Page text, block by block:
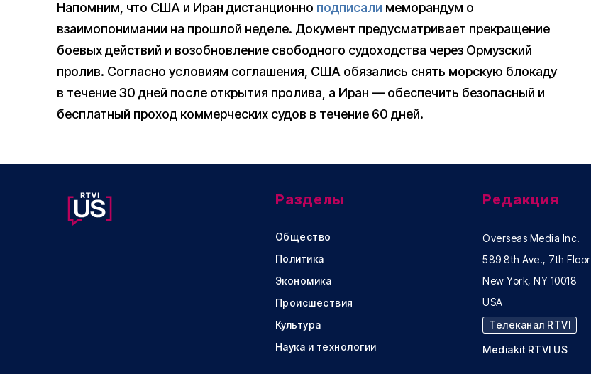
Напомним, что США и Иран дистанционно подписали меморандум о
взаимопонимании на прошлой неделе. Документ предусматривает прекращение
боевых действий и возобновление свободного судоходства через Ормузский
пролив. Согласно условиям соглашения, США обязались снять морскую блокаду
в течение 30 дней после открытия пролива, а Иран — обеспечить безопасный и
бесплатный проход коммерческих судов в течение 60 дней.
Разделы
Общество
Политика
Экономика
Происшествия
Культура
Наука и технологии
Редакция
Overseas Media Inc.
589 8th Ave., 7th Floor
New York, NY 10018
USA
Телеканал RTVI
Mediakit RTVI US